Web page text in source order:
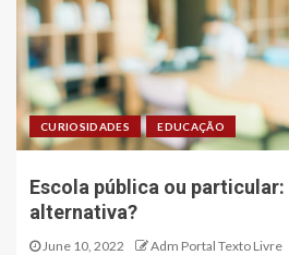
CURIOSIDADES EDUCAÇÃO
Escola pública ou
alternativa?
June 10, 2022 Adm Portal Texto Livre